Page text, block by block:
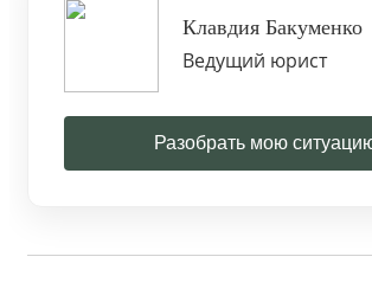
Клавдия Бакуменко
Ведущий юрист
Разобрать мою